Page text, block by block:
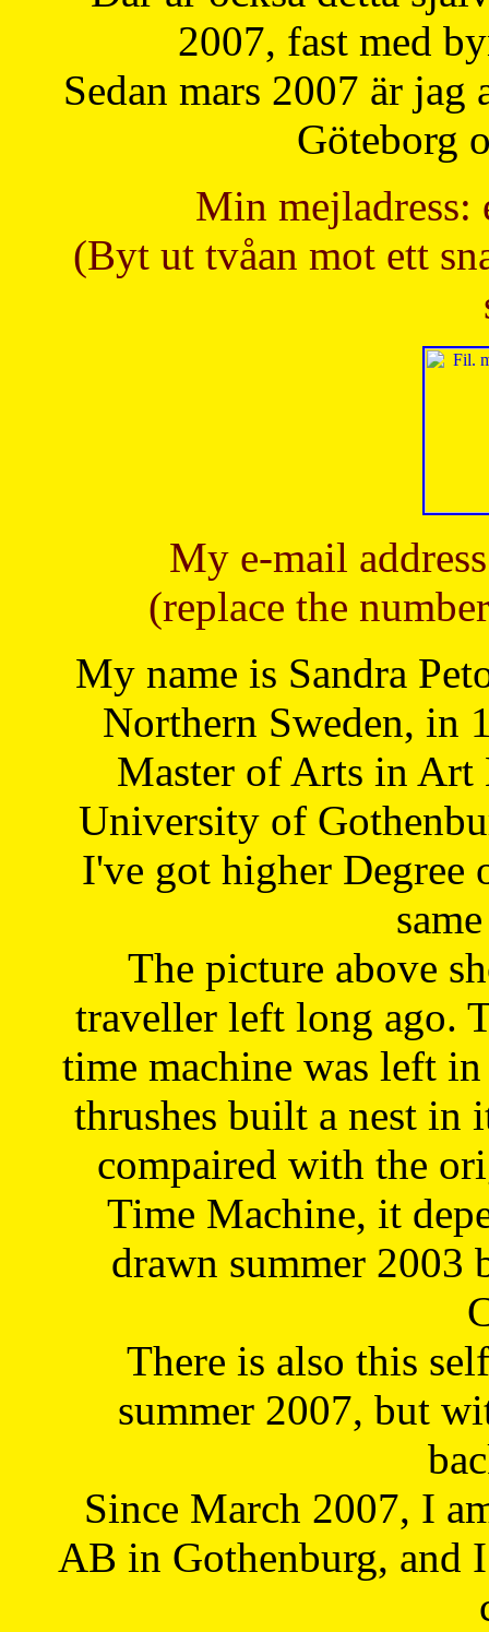
2007, fast med
Sedan mars 2007 är
Göteborg
Min mejladress:
(Byt ut tvåan mot ett
My e-mail
(replace the
My name is Sandra
Northern Sweden, in
Master of Arts in Art
University of
I've got higher Degree
The picture above
traveller left long ago.
time machine was left
thrushes built a nest in
compaired with the
Time Machine, it
drawn summer 2003
There is also this
summer 2007, but
Since March 2007, I
AB in Gothenburg, and